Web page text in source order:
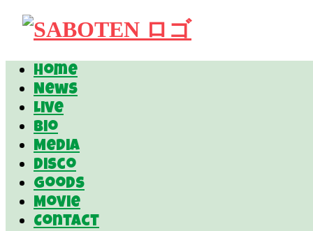
Home
News
Live
Bio
Media
Disco
Goods
Movie
Contact